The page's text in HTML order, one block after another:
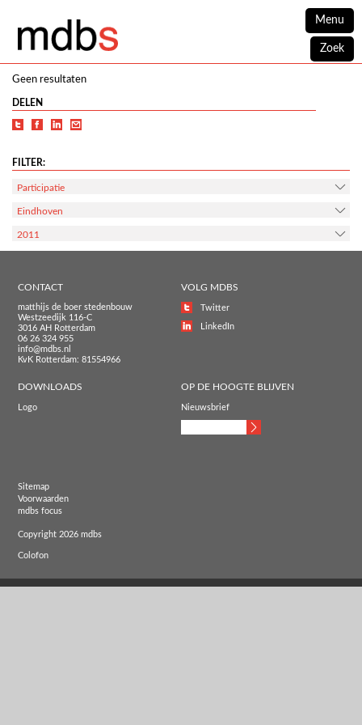
Menu
Zoek
Geen resultaten
DELEN
FILTER:
Participatie
Eindhoven
2011
CONTACT
matthijs de boer stedenbouw
Westzeedijk 116-C
3016 AH Rotterdam
06 26 324 955
info@mdbs.nl
KvK Rotterdam: 81554966
VOLG MDBS
Twitter
LinkedIn
DOWNLOADS
Logo
OP DE HOOGTE BLIJVEN
Nieuwsbrief
Sitemap
Voorwaarden
mdbs focus
Copyright 2026 mdbs
Colofon